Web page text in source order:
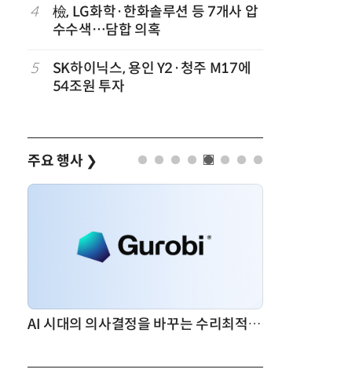
략'
4
檢, LG화학·한화솔루션 등 7개사 압
수수색…담합 의혹
5
SK하이닉스, 용인 Y2·청주 M17에
54조원 투자
주요 행사 ❯
AI 시대의 의사결정을 바꾸는 수리최적화(Optimization): 실제 산업 적용 사례와 활용 전략